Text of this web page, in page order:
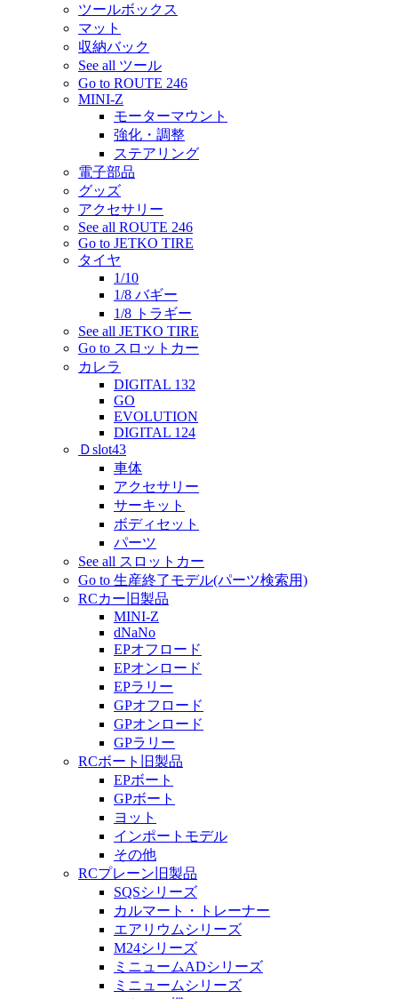
ツールボックス
マット
収納バック
See all ツール
Go to ROUTE 246
MINI-Z
モーターマウント
強化・調整
ステアリング
電子部品
グッズ
アクセサリー
See all ROUTE 246
Go to JETKO TIRE
タイヤ
1/10
1/8 バギー
1/8 トラギー
See all JETKO TIRE
Go to スロットカー
カレラ
DIGITAL 132
GO
EVOLUTION
DIGITAL 124
Ｄslot43
車体
アクセサリー
サーキット
ボディセット
パーツ
See all スロットカー
Go to 生産終了モデル(パーツ検索用)
RCカー旧製品
MINI-Z
dNaNo
EPオフロード
EPオンロード
EPラリー
GPオフロード
GPオンロード
GPラリー
RCボート旧製品
EPボート
GPボート
ヨット
インポートモデル
その他
RCプレーン旧製品
SQSシリーズ
カルマート・トレーナー
エアリウムシリーズ
M24シリーズ
ミニュームADシリーズ
ミニュームシリーズ